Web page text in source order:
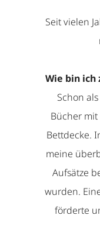
Seit vielen
Wie bin ich
Schon
Bücher
Bettdecke.
meine
Aufsätze
wurden.
förderte